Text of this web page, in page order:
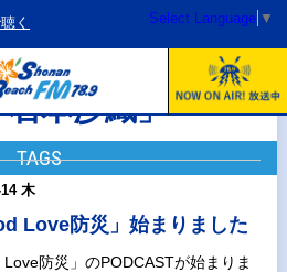
く Select Language ▼
本沙織」
TAGS
木
Love防災」始まりました
Love防災」のPODCASTが始まりま